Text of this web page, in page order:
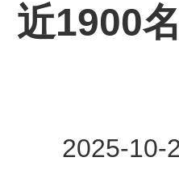
近1900
2025-